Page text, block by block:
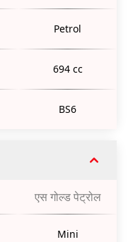
Petrol
694 cc
BS6
एस गोल्ड पेट्रोल
Mini